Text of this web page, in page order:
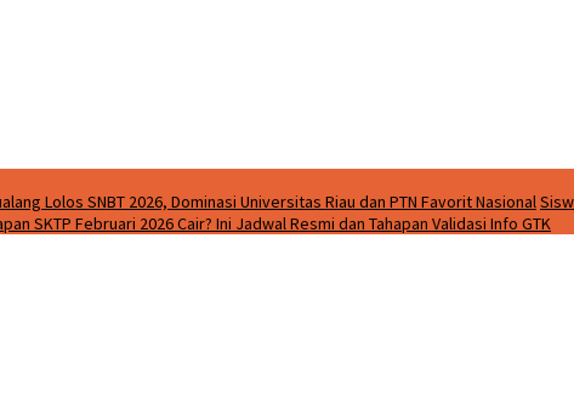
Lolos SNBT 2026, Dominasi Universitas Riau dan PTN Favorit Nasional
SKTP Februari 2026 Cair? Ini Jadwal Resmi dan Tahapan Validasi Info GTK